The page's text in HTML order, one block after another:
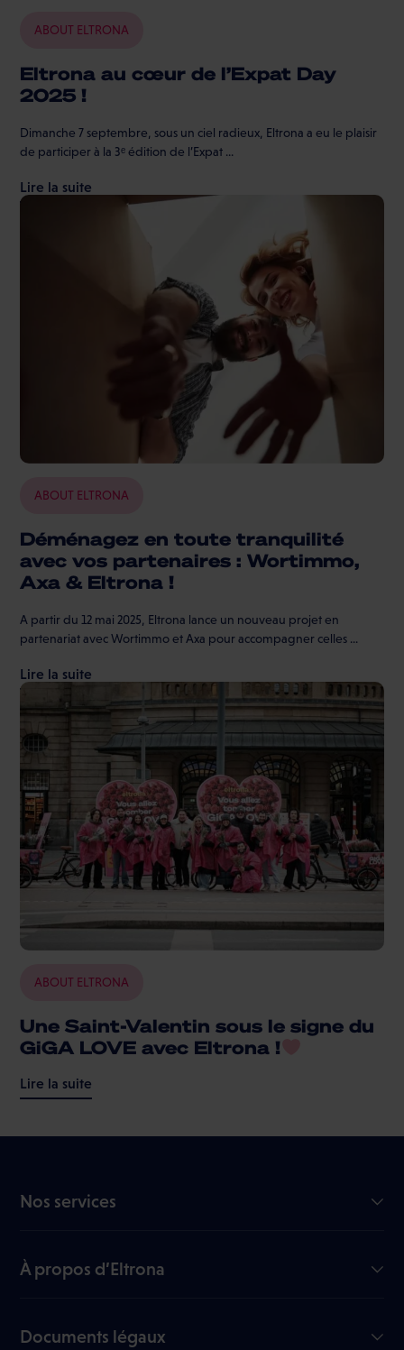
ABOUT ELTRONA
Eltrona au cœur de l’Expat Day
2025 !
Dimanche 7 septembre, sous un ciel radieux, Eltrona a eu le plaisir
de participer à la 3ᵉ édition de l’Expat ...
Lire la suite
ABOUT ELTRONA
Déménagez en toute tranquilité
avec vos partenaires : Wortimmo,
Axa & Eltrona !
A partir du 12 mai 2025, Eltrona lance un nouveau projet en
partenariat avec Wortimmo et Axa pour accompagner celles ...
Lire la suite
ABOUT ELTRONA
Une Saint-Valentin sous le signe du
GiGA LOVE avec Eltrona !
Lire la suite
Nos services
TV
À propos d’Eltrona
Nous rejoindre
Documents légaux